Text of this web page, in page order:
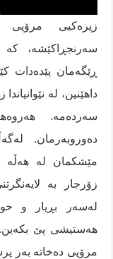
زیرەکیی مرۆیی
سەرنجڕاکێشە،
ڕێگەمان پێدەدات
داهێنین، لە
سەردەمە.
دەوروبەرمان.
مێشکمان لە هەڵە
زۆرجار بە
لەسەر بڕیار و
هەستیشی پێ
مرۆیی دەخاتە بەر